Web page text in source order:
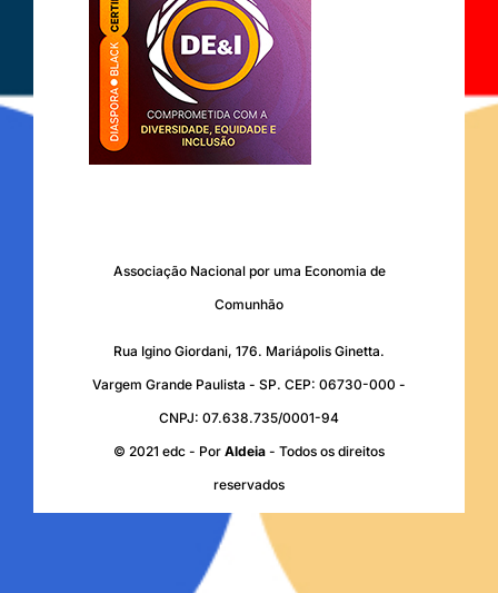
Associação Nacional por uma Economia de
Comunhão
Rua Igino Giordani, 176. Mariápolis Ginetta.
Vargem Grande Paulista - SP. CEP: 06730-000 -
CNPJ: 07.638.735/0001-94
© 2021 edc - Por Aldeia - Todos os direitos
reservados